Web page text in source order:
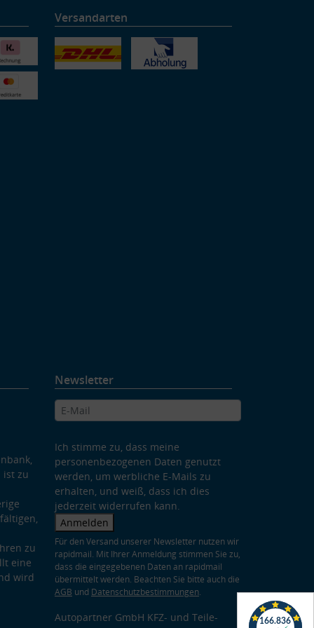
Versandarten
ist zu
zu
eine
wird
Newsletter
Ich stimme zu, dass meine
personenbezogenen Daten genutzt
werden, um werbliche E-Mails zu
erhalten, und weiß, dass ich dies
jederzeit widerrufen kann.
Anmelden
Für den Versand unserer Newsletter nutzen wir
rapidmail. Mit Ihrer Anmeldung stimmen Sie zu,
dass die eingegebenen Daten an rapidmail
übermittelt werden. Beachten Sie bitte auch die
AGB und Datenschutzbestimmungen.
Autopartner GmbH KFZ- und Teile-